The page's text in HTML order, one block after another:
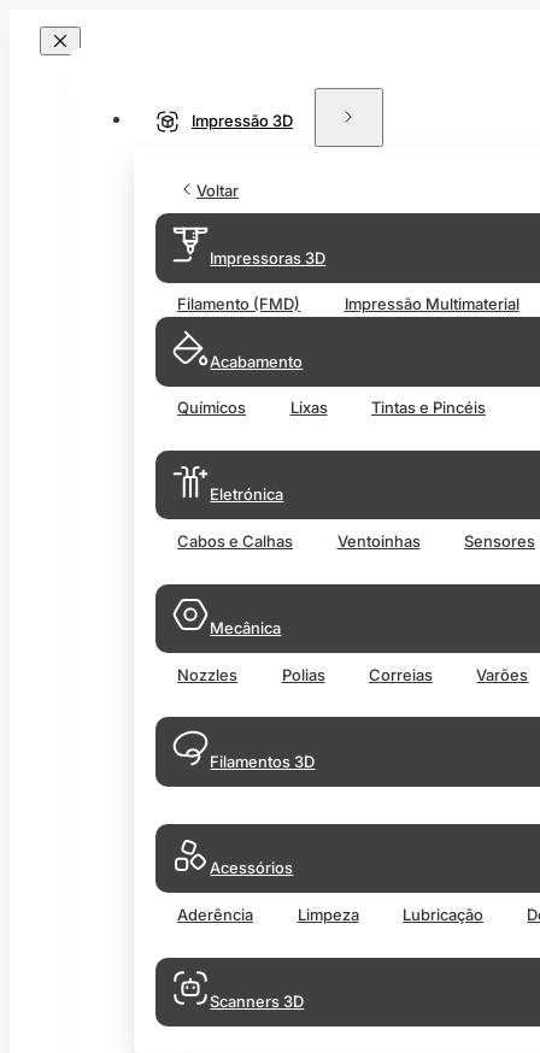
Impressão 3D
Voltar
Impressoras 3D
Filamento (FMD) Impressão Multimaterial
Acabamento
Químicos Lixas Tintas e Pincéis
Eletrónica
Cabos e Calhas Ventoinhas Sensores
Mecânica
Nozzles Polias Correias Varões
Filamentos 3D
Acessórios
Aderência Limpeza Lubricação
Scanners 3D